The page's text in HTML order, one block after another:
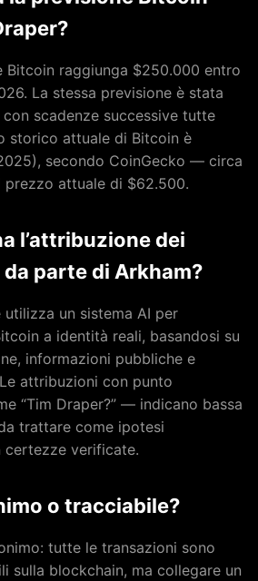
Bitcoin raggiunga $250.000 entro
La stessa previsione è stata
scadenze successive tutte
storico attuale di Bitcoin è
secondo CoinGecko — circa
attuale di $62.500.
l’attribuzione dei
parte di Arkham?
un sistema AI per
a identità reali, basandosi su
informazioni pubbliche e
attribuzioni con punto
“Tim Draper?” — indicano bassa
trattare come ipotesi
certezze verificate.
o tracciabile?
tutte le transazioni sono
sulla blockchain, ma collegare un